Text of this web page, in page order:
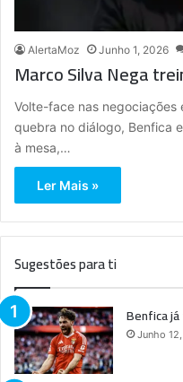
AlertaMoz Junho 1, 2026
Marco Silva Nega
Volte-face nas negociações
quebra no diálogo, Benfica
à mesa,…
Ler Mais »
Sugestões para ti
Benfica
Junho